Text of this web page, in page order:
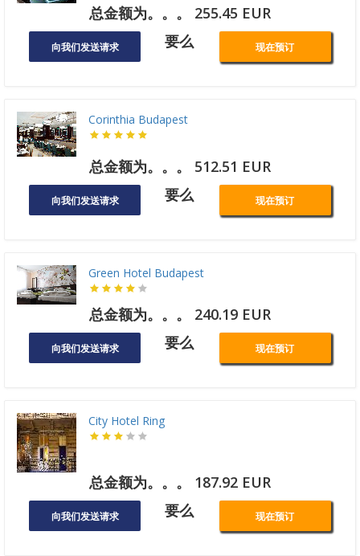
总金额为。。。 255.45 EUR
向我们发送请求 要么 现在预订
Corinthia Budapest
总金额为。。。 512.51 EUR
向我们发送请求 要么 现在预订
Green Hotel Budapest
总金额为。。。 240.19 EUR
向我们发送请求 要么 现在预订
City Hotel Ring
总金额为。。。 187.92 EUR
向我们发送请求 要么 现在预订